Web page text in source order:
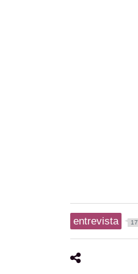
entrevista 17